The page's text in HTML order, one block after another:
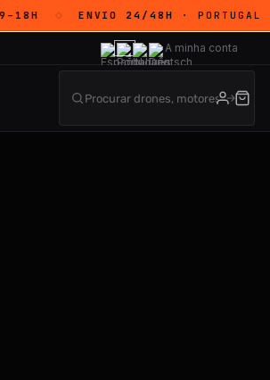
◇ ENVIO 24/48H· PORTUGAL
A minha conta